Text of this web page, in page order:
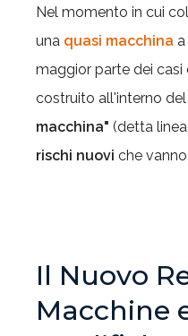
Nel momento in cui
una quasi macchina
maggior parte dei
costruito all'interno
macchina" (detta
rischi nuovi che
Il Nuovo
Macchine